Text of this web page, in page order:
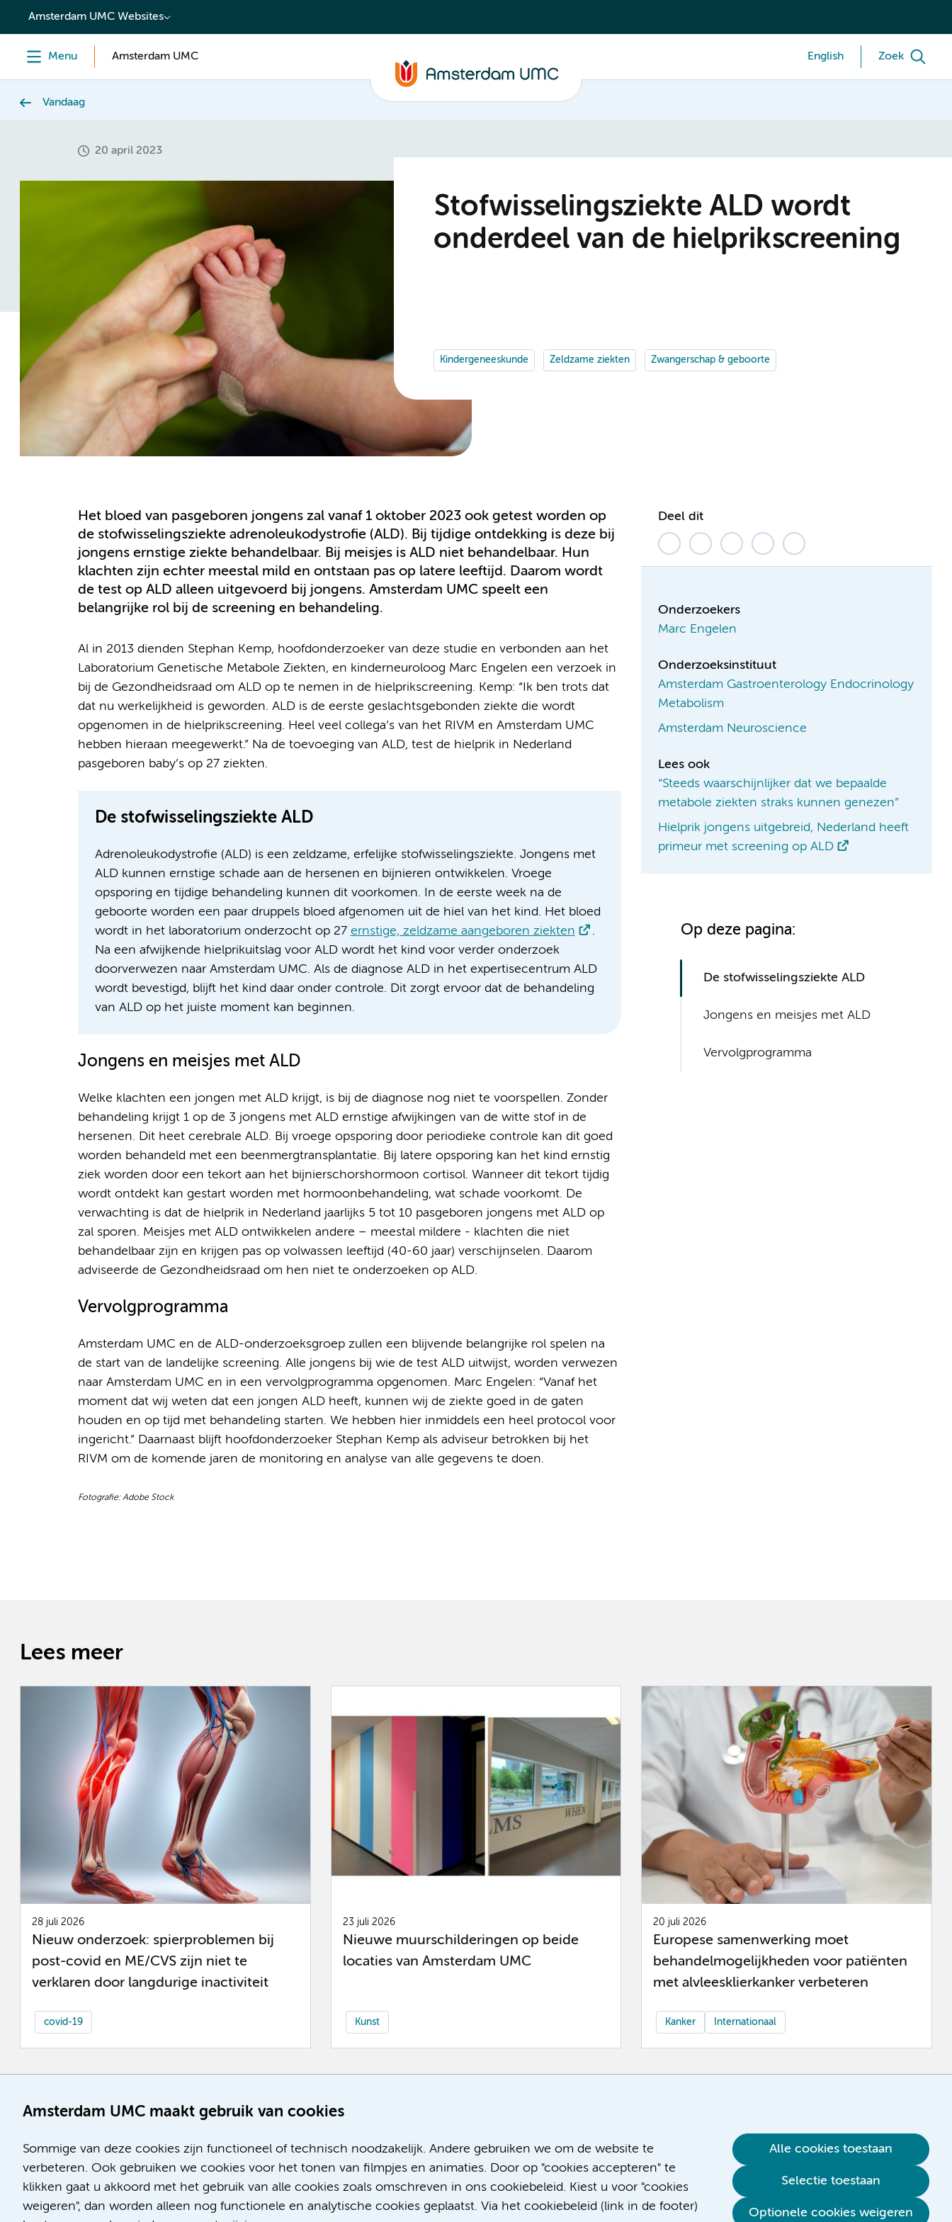
content
Amsterdam UMC maakt gebruik van cookies
Sommige van deze cookies zijn functioneel of technisch noodzakelijk. Andere gebruiken we om de website te
verbeteren. Ook gebruiken we cookies voor het tonen van filmpjes en animaties. Door op "cookies accepteren" te
klikken gaat u akkoord met het gebruik van alle cookies zoals omschreven in ons cookiebeleid. Kiest u voor "cookies
weigeren", dan worden alleen nog functionele en analytische cookies geplaatst. Via het cookiebeleid (link in de footer)
Alle cookies toestaan
Selectie toestaan
Optionele cookies weigeren
Amsterdam UMC Websites
Menu Amsterdam UMC English Zoek
Vandaag
20 april 2023
Stofwisselingsziekte ALD wordt
onderdeel van de hielprikscreening
Kindergeneeskunde Zeldzame ziekten Zwangerschap & geboorte
Het bloed van pasgeboren jongens zal vanaf 1 oktober 2023 ook getest worden op
de stofwisselingsziekte adrenoleukodystrofie (ALD). Bij tijdige ontdekking is deze bij
jongens ernstige ziekte behandelbaar. Bij meisjes is ALD niet behandelbaar. Hun
klachten zijn echter meestal mild en ontstaan pas op latere leeftijd. Daarom wordt
de test op ALD alleen uitgevoerd bij jongens. Amsterdam UMC speelt een
belangrijke rol bij de screening en behandeling.
Al in 2013 dienden Stephan Kemp, hoofdonderzoeker van deze studie en verbonden aan het
Laboratorium Genetische Metabole Ziekten, en kinderneuroloog Marc Engelen een verzoek in
bij de Gezondheidsraad om ALD op te nemen in de hielprikscreening. Kemp: “Ik ben trots dat
dat nu werkelijkheid is geworden. ALD is de eerste geslachtsgebonden ziekte die wordt
opgenomen in de hielprikscreening. Heel veel collega’s van het RIVM en Amsterdam UMC
hebben hieraan meegewerkt.” Na de toevoeging van ALD, test de hielprik in Nederland
pasgeboren baby’s op 27 ziekten.
De stofwisselingsziekte ALD
Adrenoleukodystrofie (ALD) is een zeldzame, erfelijke stofwisselingsziekte. Jongens met
ALD kunnen ernstige schade aan de hersenen en bijnieren ontwikkelen. Vroege
opsporing en tijdige behandeling kunnen dit voorkomen. In de eerste week na de
geboorte worden een paar druppels bloed afgenomen uit de hiel van het kind. Het bloed
wordt in het laboratorium onderzocht op 27 ernstige, zeldzame aangeboren ziekten
.
Na een afwijkende hielprikuitslag voor ALD wordt het kind voor verder onderzoek
doorverwezen naar Amsterdam UMC. Als de diagnose ALD in het expertisecentrum ALD
wordt bevestigd, blijft het kind daar onder controle. Dit zorgt ervoor dat de behandeling
van ALD op het juiste moment kan beginnen.
Jongens en meisjes met ALD
Welke klachten een jongen met ALD krijgt, is bij de diagnose nog niet te voorspellen. Zonder
behandeling krijgt 1 op de 3 jongens met ALD ernstige afwijkingen van de witte stof in de
hersenen. Dit heet cerebrale ALD. Bij vroege opsporing door periodieke controle kan dit goed
worden behandeld met een beenmergtransplantatie. Bij latere opsporing kan het kind ernstig
ziek worden door een tekort aan het bijnierschorshormoon cortisol. Wanneer dit tekort tijdig
wordt ontdekt kan gestart worden met hormoonbehandeling, wat schade voorkomt. De
verwachting is dat de hielprik in Nederland jaarlijks 5 tot 10 pasgeboren jongens met ALD op
zal sporen. Meisjes met ALD ontwikkelen andere – meestal mildere - klachten die niet
behandelbaar zijn en krijgen pas op volwassen leeftijd (40-60 jaar) verschijnselen. Daarom
adviseerde de Gezondheidsraad om hen niet te onderzoeken op ALD.
Vervolgprogramma
Amsterdam UMC en de ALD-onderzoeksgroep zullen een blijvende belangrijke rol spelen na
de start van de landelijke screening. Alle jongens bij wie de test ALD uitwijst, worden verwezen
naar Amsterdam UMC en in een vervolgprogramma opgenomen. Marc Engelen: “Vanaf het
moment dat wij weten dat een jongen ALD heeft, kunnen wij de ziekte goed in de gaten
houden en op tijd met behandeling starten. We hebben hier inmiddels een heel protocol voor
ingericht.” Daarnaast blijft hoofdonderzoeker Stephan Kemp als adviseur betrokken bij het
RIVM om de komende jaren de monitoring en analyse van alle gegevens te doen.
Fotografie: Adobe Stock
Deel dit
Onderzoekers
Marc Engelen
Onderzoeksinstituut
Amsterdam Gastroenterology Endocrinology
Metabolism
Amsterdam Neuroscience
Lees ook
“Steeds waarschijnlijker dat we bepaalde
metabole ziekten straks kunnen genezen”
Hielprik jongens uitgebreid, Nederland heeft
primeur met screening op ALD
Op deze pagina:
De stofwisselingsziekte ALD
Jongens en meisjes met ALD
Vervolgprogramma
Lees meer
28 juli 2026
Nieuw onderzoek: spierproblemen bij
post-covid en ME/CVS zijn niet te
verklaren door langdurige inactiviteit
covid-19
23 juli 2026
Nieuwe muurschilderingen op beide
locaties van Amsterdam UMC
Kunst
20 juli 2026
Europese samenwerking moet
behandelmogelijkheden voor patiënten
met alvleesklierkanker verbeteren
Kanker Internationaal